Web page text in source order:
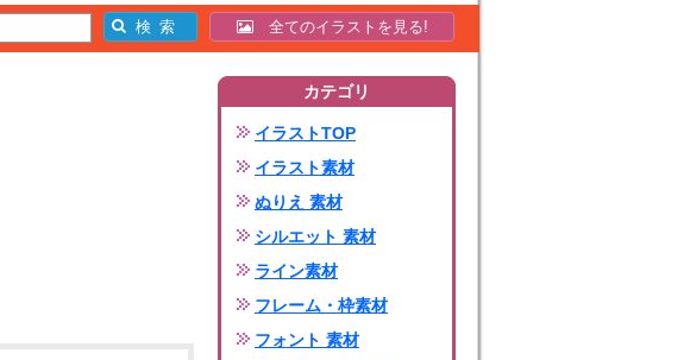
全てのイラストを見る!
カテゴリ
イラストTOP
イラスト素材
ぬりえ 素材
シルエット 素材
ライン素材
フレーム・枠素材
フォント 素材